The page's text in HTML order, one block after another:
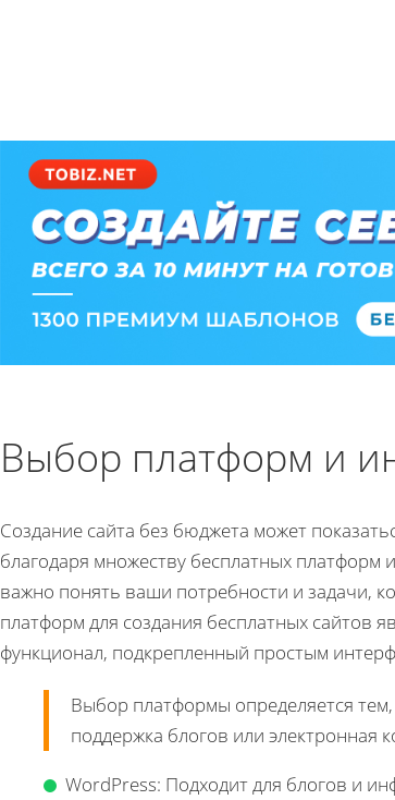
Выбор платформ и
Создание сайта без бюджета может
благодаря множеству бесплатных платформ
важно понять ваши потребности и задачи,
платформ для создания бесплатных сайтов
функционал, подкрепленный простым
Выбор платформы определяется
поддержка блогов или электронная
WordPress: Подходит для блогов и